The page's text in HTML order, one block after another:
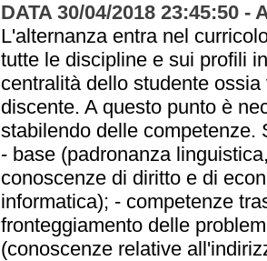
DATA 30/04/2018 23:45:50 -
L'alternanza entra nel
tutte le discipline e sui profili
centralità dello studente
discente. A questo punto è
stabilendo delle competenze.
- base (padronanza
conoscenze di diritto e di
informatica); - competenze
fronteggiamento delle
(conoscenze relative